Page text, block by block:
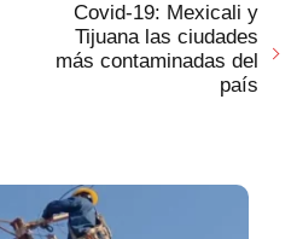
Covid-19: Mexicali y
Tijuana las ciudades
más contaminadas del
país